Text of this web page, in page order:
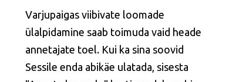
Varjupaigas viibivate loomade
ülalpidamine saab toimuda vaid heade
annetajate toel. Kui ka sina soovid
Sessile enda abikäe ulatada, sisesta